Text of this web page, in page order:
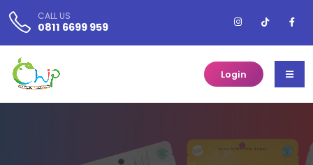
CALL US
0811 6699 959
Login